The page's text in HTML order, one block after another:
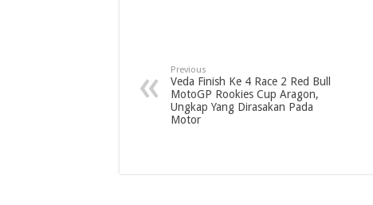
Previous
Veda Finish Ke 4 Race 2 Red Bull
MotoGP Rookies Cup Aragon,
Ungkap Yang Dirasakan Pada
Motor